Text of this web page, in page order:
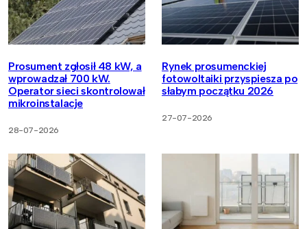
Prosument zgłosił 48 kW, a
wprowadzał 700 kW.
Operator sieci skontrolował
mikroinstalacje
28-07-2026
Rynek prosumenckiej
fotowoltaiki przyspiesza po
słabym początku 2026
27-07-2026